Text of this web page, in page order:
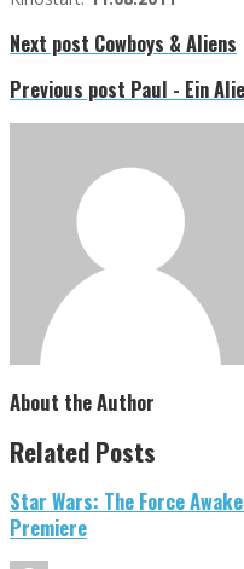
Next post Cowboys & Aliens
Previous post Paul - Ein
About the Author
Related Posts
Star Wars: The Force
Premiere